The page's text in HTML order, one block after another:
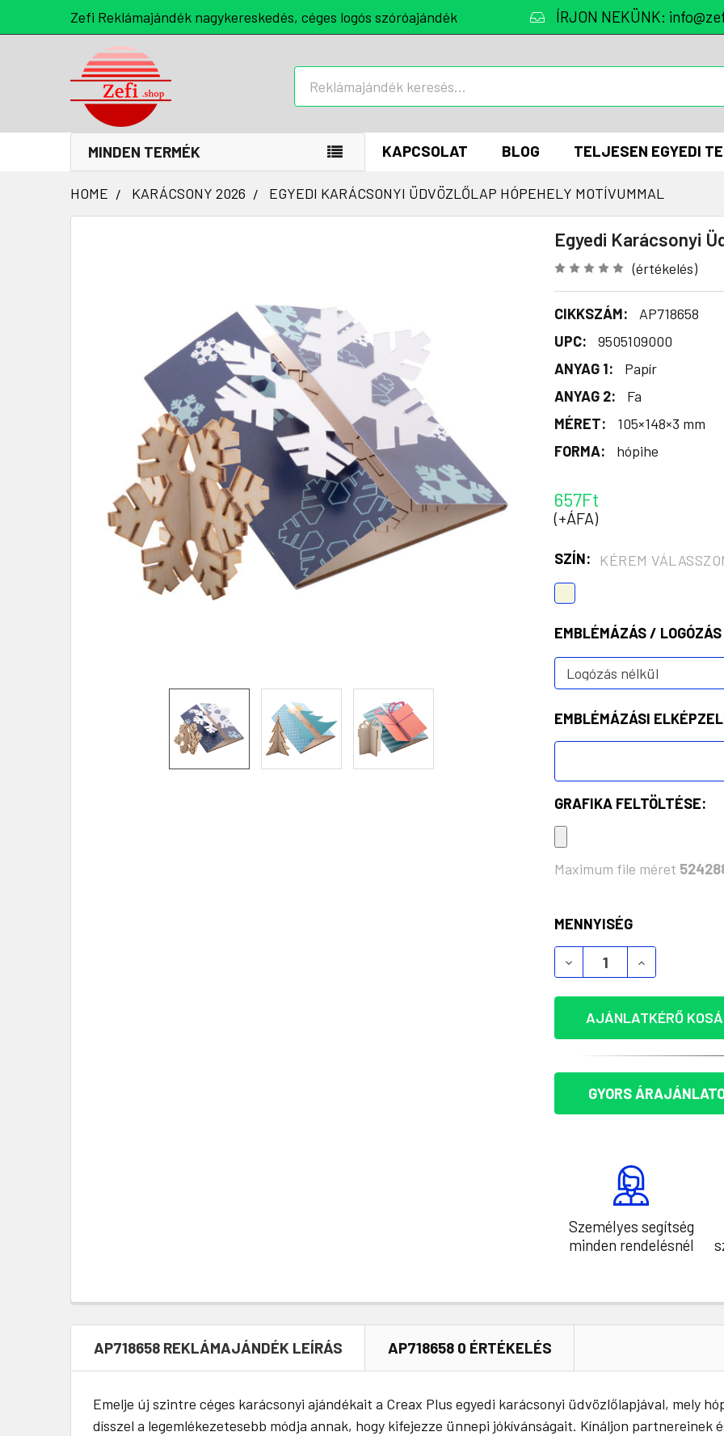
Zefi Reklámajándék nagykereskedés, céges logós szóróajándék ÍRJON NEKÜNK:
MINDEN TERMÉK KAPCSOLAT BLOG TELJESEN EGYEDI
HOME KARÁCSONY 2026 EGYEDI KARÁCSONYI ÜDVÖZLŐLAP HÓPEHELY MOTÍVUMMAL
Egyedi Karácsonyi
(értékelés)
CIKKSZÁM:
AP718658
UPC:
9505109000
ANYAG 1:
Papír
ANYAG 2:
Fa
MÉRET:
105×148×3 mm
FORMA:
hópihe
657Ft
(+ÁFA)
SZÍN: KÉREM
EMBLÉMÁZÁS /
EMBLÉMÁZÁSI
GRAFIKA FELTÖLTÉSE:
Maximum file méret
KÉSZLET:
MENNYISÉG
AJÁNLATKÉRŐ
GYORS
Személyes segítség
minden rendelésnél
AP718658 REKLÁMAJÁNDÉK LEÍRÁS AP718658 0 ÉRTÉKELÉS
Emelje új szintre céges karácsonyi ajándékait a Creax Plus egyedi karácsonyi üdvözlőlapjával, mely
dísszel a legemlékezetesebb módja annak, hogy kifejezze ünnepi jókívánságait. Kínáljon partnereinek